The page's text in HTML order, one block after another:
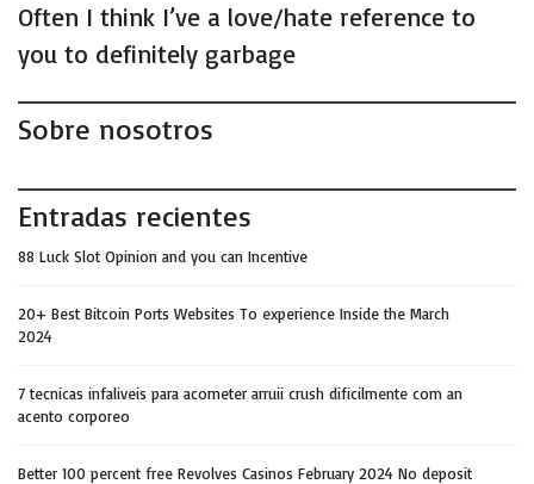
Often I think I’ve a love/hate reference to
you to definitely garbage
Sobre nosotros
Entradas recientes
88 Luck Slot Opinion and you can Incentive
20+ Best Bitcoin Ports Websites To experience Inside the March
2024
7 tecnicas infaliveis para acometer arruii crush dificilmente com an
acento corporeo
Better 100 percent free Revolves Casinos February 2024 No deposit